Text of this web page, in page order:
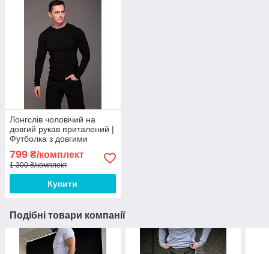
Лонгслів чоловічий на
довгий рукав приталений |
Футболка з довгими
кишенею
799 ₴/комплект
1 300 ₴/комплект
Купити
Подібні товари компанії